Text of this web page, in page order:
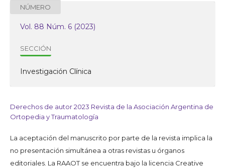
NÚMERO
Vol. 88 Núm. 6 (2023)
SECCIÓN
Investigación Clínica
Derechos de autor 2023 Revista de la Asociación Argentina de
Ortopedia y Traumatología
La aceptación del manuscrito por parte de la revista implica la
no presentación simultánea a otras revistas u órganos
editoriales. La RAAOT se encuentra bajo la licencia Creative